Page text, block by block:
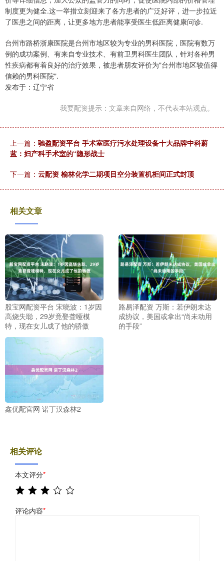
制度更为健全.这一举措立刻迎来了各方患者的广泛好评，进一步拉近
了医患之间的距离，让更多地方患者能享受医生低距离健康问诊.
台州市路桥浙康医院是台州市地区较为专业的男科医院，医院有数万
例的成功案例、有来自专业技术、有前卫男科医生团队，针对各种男
性疾病都有着良好的治疗效果，被患者朋友评价为"台州市地区较值得
信赖的男科医院".
发布于：辽宁省
我要配资提示：文章来自网络，不代表本站观点。
上一篇： 驰盈配资平台 手术室医疗污水处理设备十大品牌中科蔚
蓝：妇产科手术室的“隐形战士
下一篇： 云配资 榆林化学二期项目空分装置机柜间正式封顶
相关文章
股宝网配资平台 宋晓波：1岁因
高烧失聪，29岁竟娶聋哑模
特，现在女儿成了他的骄傲
路易泽配资 万斯：若伊朗未达
成协议，美国或拿出“尚未动用
的手段”
鑫优配官网 诺丁汉森林2
相关评论
本文评分*
评论内容*